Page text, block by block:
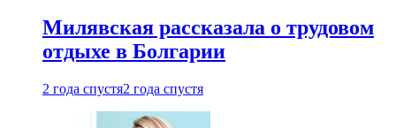
Милявская рассказала о трудовом
отдыхе в Болгарии
2 года спустя2 года спустя